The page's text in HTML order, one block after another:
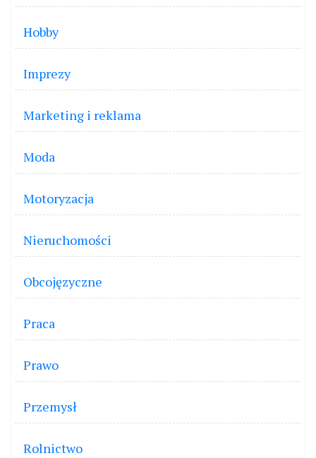
Hobby
Imprezy
Marketing i reklama
Moda
Motoryzacja
Nieruchomości
Obcojęzyczne
Praca
Prawo
Przemysł
Rolnictwo